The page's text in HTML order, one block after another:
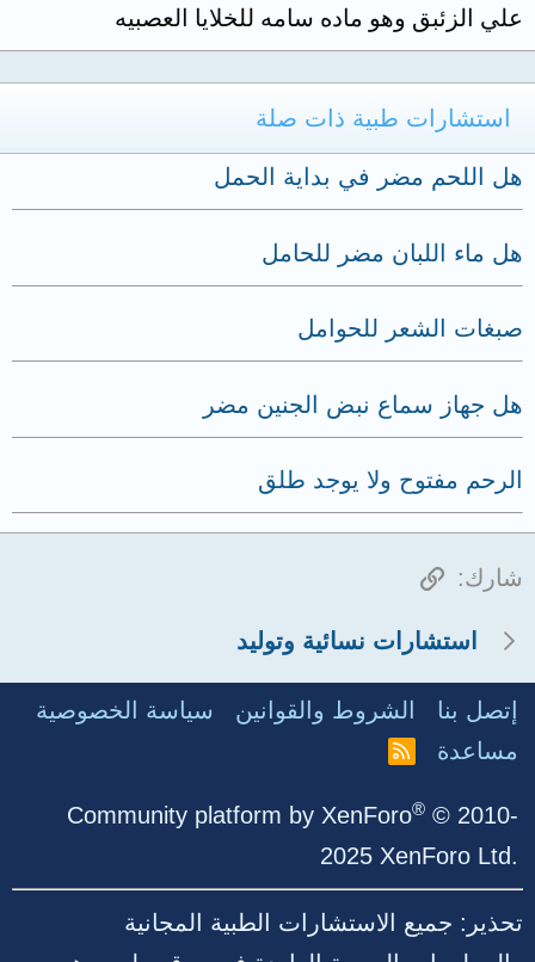
علي الزئبق وهو ماده سامه للخلايا العصبيه
استشارات طبية ذات صلة
هل اللحم مضر في بداية الحمل
هل ماء اللبان مضر للحامل
صبغات الشعر للحوامل
هل جهاز سماع نبض الجنين مضر
الرحم مفتوح ولا يوجد طلق
شارك: الرابط
استشارات نسائية وتوليد
إتصل بنا الشروط والقوانين
سياسة الخصوصية
مساعدة
R
Community platform by XenForo® © 2010-
2025 XenForo Ltd.
تحذير: جميع الاستشارات الطبية المجانية